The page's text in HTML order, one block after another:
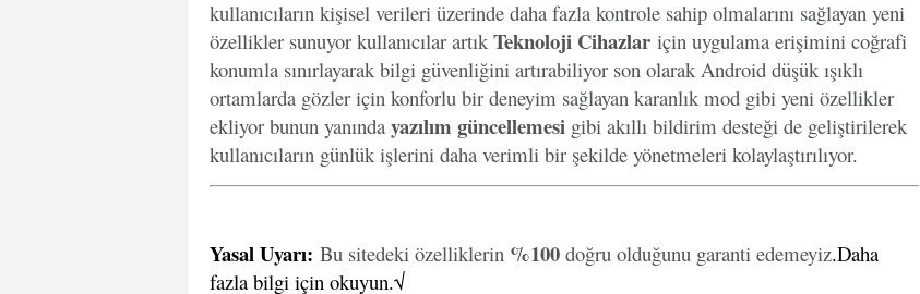
kullanıcıların kişisel verileri üzerinde daha fazla kontrole sahip olmalarını sağlayan yeni
özellikler sunuyor kullanıcılar artıkTeknoloji Cihazlar için uygulama erişimini coğrafi
konumla sınırlayarak bilgi güvenliğini artırabiliyor son olarak Android düşük ışıklı
ortamlarda gözler için konforlu bir deneyim sağlayan karanlık mod gibi yeni özellikler
ekliyor bunun yanında yazılım güncellemesi gibi akıllı bildirim desteği de geliştirilerek
kullanıcıların günlük işlerini daha verimli bir şekilde yönetmeleri kolaylaştırılıyor.
Yasal Uyarı: Bu sitedeki özelliklerin %100 doğru olduğunu garanti edemeyiz.Daha
fazla bilgi için okuyun.√